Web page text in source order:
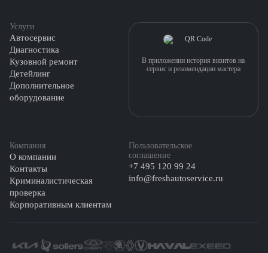
Услуги
Автосервис
Диагностика
Кузовной ремонт
Детейлинг
Дополнительное
оборудование
Компания
О компании
Контакты
Криминалистическая
проверка
Корпоративным клиентам
Пользовательское
соглашение
+7 495 120 99 24
info@freshautoservice.ru
В приложении история визитов на
сервис и рекомендации мастера